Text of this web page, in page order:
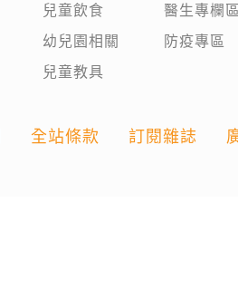
兒童飲食
幼兒園相關
兒童教具
醫生專欄區
防疫專區
全站條款 訂閱雜誌